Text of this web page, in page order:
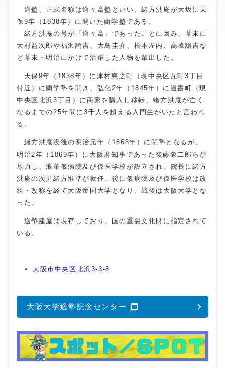
適塾、正式名称は適々斎塾といい、緒方洪庵が大坂に天
保9年（1838年）に開いた蘭学塾である。
緒方洪庵の号が「適々斎」であったことに因み、幕末に
大村益次郎や福沢諭吉、大鳥圭介、橋本左内、高峰譲吉な
ど幕末・明治にかけて活躍した人物を輩出した。
天保9年（1838年）に津村東之町（現中央区瓦町3丁目
付近）に蘭学塾を開き、弘化2年（1845年）に過書町（現
中央区北浜3丁目）に商家を購入し移転、緒方洪庵が亡く
なるまでの25年間に3千人を超える入門生がいたと言われ
る。
緒方洪庵没後の明治元年（1868年）に閉塾となるが、
明治2年（1869年）に大阪府知事であった後藤象二郎らが
尽力し、浪華仮病院及び仮医学校が設立され、院長に緒方
洪庵の次男緒方惟準が就任、後に仮病院及び仮医学校は改
組・改称を経て大阪帝国大学となり、戦後は大阪大学とな
った。
適塾建屋は現存しており、国の重要文化財に指定されて
いる。
大阪市中央区北浜3-3-8
大阪大学適塾記念センター